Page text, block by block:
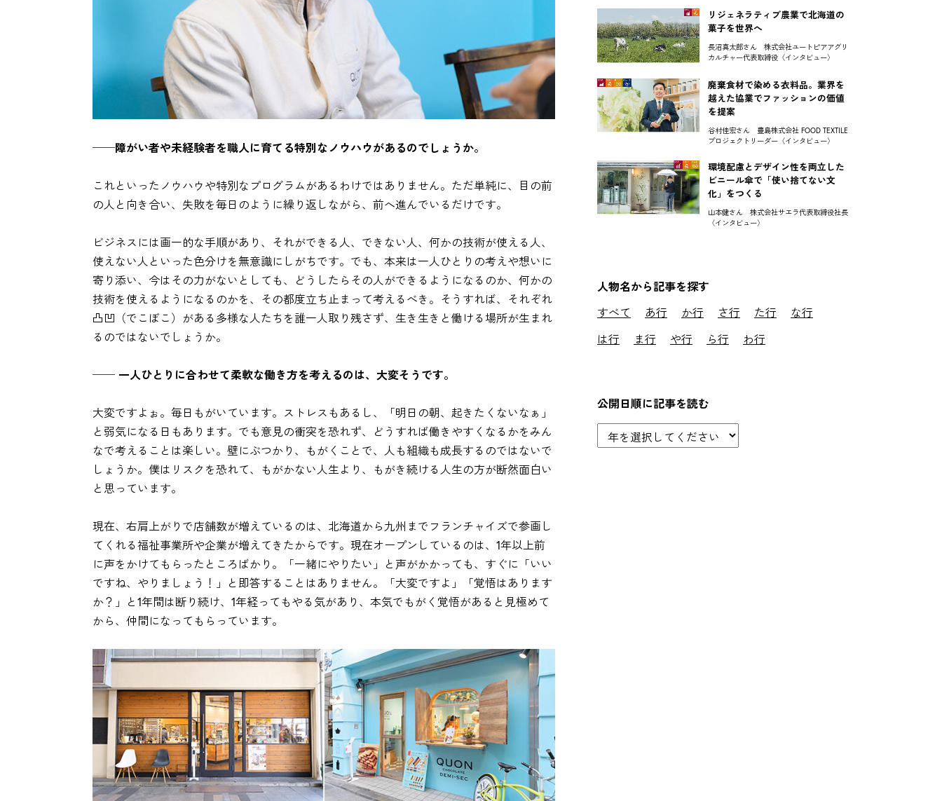
──障がい者や未経験者を職人に育てる特別なノウハウがあるのでしょうか。
これといったノウハウや特別なプログラムがあるわけではありません。ただ単純に、目の前
の人と向き合い、失敗を毎日のように繰り返しながら、前へ進んでいるだけです。
ビジネスには画一的な手順があり、それができる人、できない人、何かの技術が使える人、
使えない人といった色分けを無意識にしがちです。でも、本来は一人ひとりの考えや想いに
寄り添い、今はその力がないとしても、どうしたらその人ができるようになるのか、何かの
技術を使えるようになるのかを、その都度立ち止まって考えるべき。そうすれば、それぞれ
凸凹（でこぼこ）がある多様な人たちを誰一人取り残さず、生き生きと働ける場所が生まれ
るのではないでしょうか。
── 一人ひとりに合わせて柔軟な働き方を考えるのは、大変そうです。
大変ですよぉ。毎日もがいています。ストレスもあるし、「明日の朝、起きたくないなぁ」
と弱気になる日もあります。でも意見の衝突を恐れず、どうすれば働きやすくなるかをみん
なで考えることは楽しい。壁にぶつかり、もがくことで、人も組織も成長するのではないで
しょうか。僕はリスクを恐れて、もがかない人生より、もがき続ける人生の方が断然面白い
と思っています。
現在、右肩上がりで店舗数が増えているのは、北海道から九州までフランチャイズで参画し
てくれる福祉事業所や企業が増えてきたからです。現在オープンしているのは、1年以上前
に声をかけてもらったところばかり。「一緒にやりたい」と声がかかっても、すぐに「いい
ですね、やりましょう！」と即答することはありません。「大変ですよ」「覚悟はあります
か？」と1年間は断り続け、1年経ってもやる気があり、本気でもがく覚悟があると見極めて
から、仲間になってもらっています。
リジェネラティブ農業で北海道の
菓子を世界へ
長沼真太郎さん 株式会社ユートピアアグリ
カルチャー代表取締役〈インタビュー〉
廃棄食材で染める衣料品。業界を
越えた協業でファッションの価値
を提案
谷村佳宏さん 豊島株式会社 FOOD TEXTILE
プロジェクトリーダー〈インタビュー〉
環境配慮とデザイン性を両立した
ビニール傘で「使い捨てない文
化」をつくる
山本健さん 株式会社サエラ代表取締役社長
〈インタビュー〉
人物名から記事を探す
すべて
あ行 か行 さ行 た行
な行
は行
ま行 や行 ら行 わ行
公開日順に記事を読む